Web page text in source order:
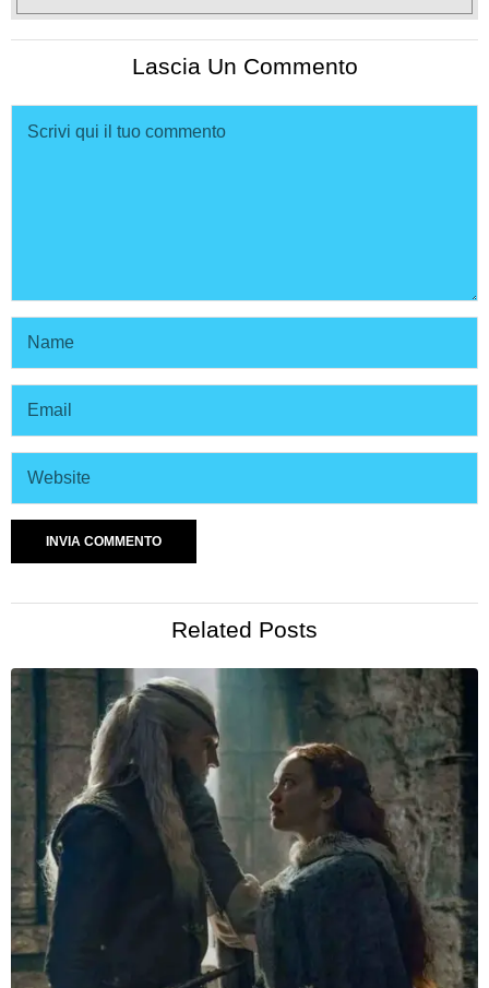
Lascia Un Commento
Related Posts